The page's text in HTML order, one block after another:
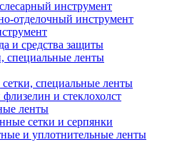
инструмент
отделочный инструмент
и средства защиты
специальные ленты
специальные ленты
и стеклохолст
ленты
сетки и серпянки
и уплотнительные ленты